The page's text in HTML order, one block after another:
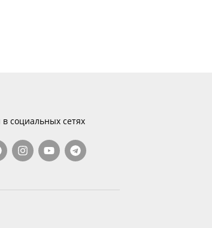
социальных сетях